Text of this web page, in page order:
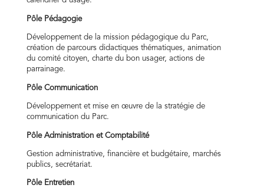
Pôle Pédagogie
Développement de la mission pédagogique du Parc,
création de parcours didactiques thématiques, animation
du comité citoyen, charte du bon usager, actions de
parrainage.
Pôle Communication
Développement et mise en œuvre de la stratégie de
communication du Parc.
Pôle Administration et Comptabilité
Gestion administrative, financière et budgétaire, marchés
publics, secrétariat.
Pôle Entretien